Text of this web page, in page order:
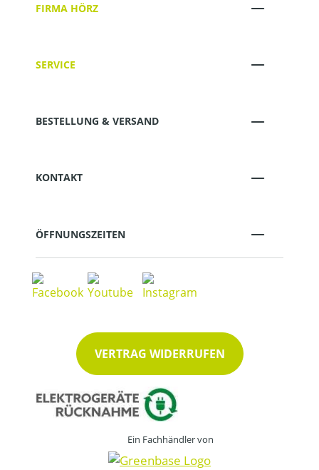
FIRMA HÖRZ
SERVICE
BESTELLUNG & VERSAND
KONTAKT
ÖFFNUNGSZEITEN
VERTRAG WIDERRUFEN
Ein Fachhändler von